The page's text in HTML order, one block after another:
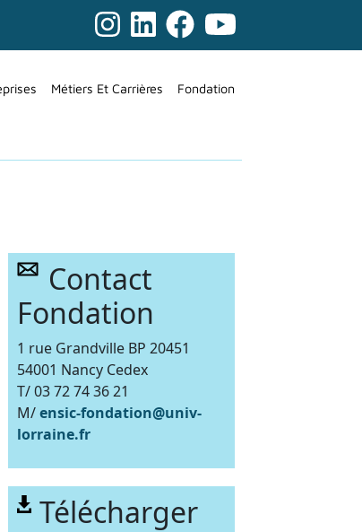
Métiers Et Carrières Fondation
Contact
Fondation
1 rue Grandville BP 20451
54001 Nancy Cedex
T/ 03 72 74 36 21
M/ensic-fondation@univ-
lorraine.fr
Télécharger